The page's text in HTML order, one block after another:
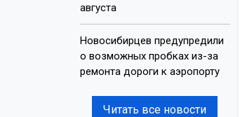
августа
Новосибирцев предупредили
о возможных пробках из-за
ремонта дороги к аэропорту
Читать все новости